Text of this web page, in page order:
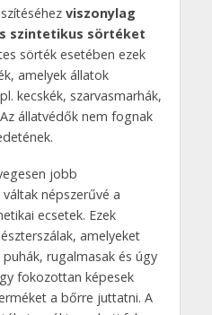
viszonylag
szintetikus sörtéket
sörték esetében ezek
amelyek állatok
kecskék, szarvasmarhák,
állatvédők nem fognak
jobb
népszerűvé a
ecsetek. Ezek
amelyeket
rugalmasak és úgy
fokozottan képesek
a bőrre juttatni. A